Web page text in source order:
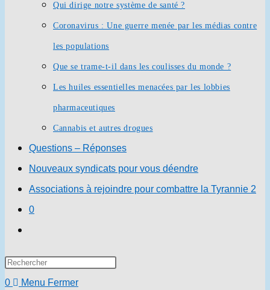
Qui dirige notre système de santé ?
Coronavirus : Une guerre menée par les médias contre
les populations
Que se trame-t-il dans les coulisses du monde ?
Les huiles essentielles menacées par les lobbies
pharmaceutiques
Cannabis et autres drogues
Questions – Réponses
Nouveaux syndicats pour vous déendre
Associations à rejoindre pour combattre la Tyrannie 2
0
search
Press
0 Menu Fermer